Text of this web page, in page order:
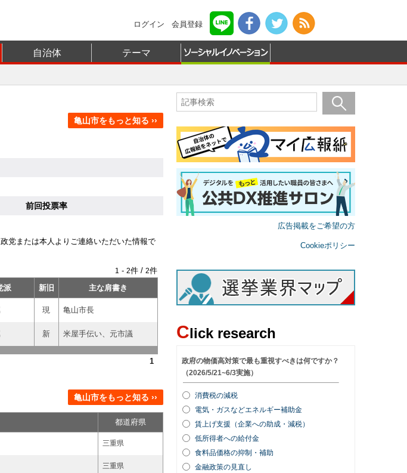
ログイン 会員登録
自治体 テーマ
亀山市をもっと知る ››
前回投票率
党または本人よりご連絡いただいた情報で
1 - 2件 / 2件
派 新旧 主な肩書き
現 亀山市長
新 米屋手伝い、元市議
1
亀山市をもっと知る ››
都道府県
三重県
三重県
広告掲載をご希望の方
Cookieポリシー
Click research